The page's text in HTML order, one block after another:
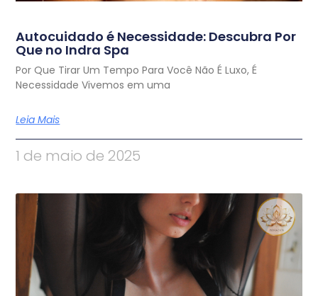
Autocuidado é Necessidade: Descubra Por
Que no Indra Spa
Por Que Tirar Um Tempo Para Você Não É Luxo, É
Necessidade Vivemos em uma
Leia Mais
1 de maio de 2025